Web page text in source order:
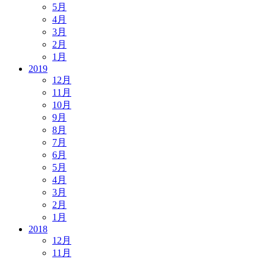
5月
4月
3月
2月
1月
2019
12月
11月
10月
9月
8月
7月
6月
5月
4月
3月
2月
1月
2018
12月
11月